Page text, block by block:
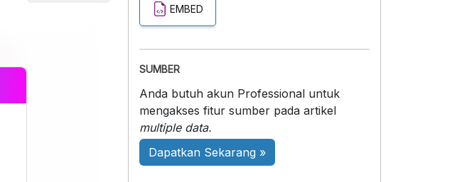
EMBED
SUMBER
Anda butuh akun Professional untuk
mengakses fitur sumber pada artikel
multiple data.
Dapatkan Sekarang »